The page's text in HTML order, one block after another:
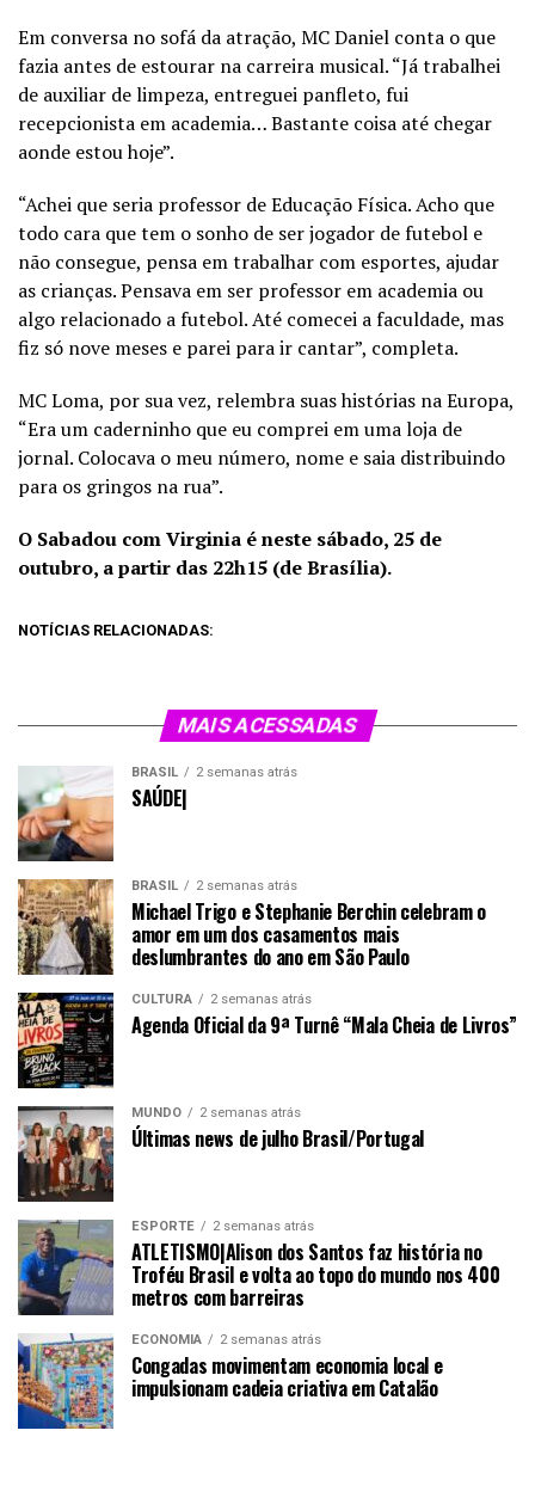
Em conversa no sofá da atração, MC Daniel conta o que
fazia antes de estourar na carreira musical. “Já trabalhei
de auxiliar de limpeza, entreguei panfleto, fui
recepcionista em academia… Bastante coisa até chegar
aonde estou hoje”.
“Achei que seria professor de Educação Física. Acho que
todo cara que tem o sonho de ser jogador de futebol e
não consegue, pensa em trabalhar com esportes, ajudar
as crianças. Pensava em ser professor em academia ou
algo relacionado a futebol. Até comecei a faculdade, mas
fiz só nove meses e parei para ir cantar”, completa.
MC Loma, por sua vez, relembra suas histórias na Europa,
“Era um caderninho que eu comprei em uma loja de
jornal. Colocava o meu número, nome e saia distribuindo
para os gringos na rua”.
O Sabadou com Virginia é neste sábado, 25 de
outubro, a partir das 22h15 (de Brasília).
NOTÍCIAS RELACIONADAS:
MAIS ACESSADAS
BRASIL 2 semanas atrás
SAÚDE|
BRASIL 2 semanas atrás
Michael Trigo e Stephanie Berchin celebram o
amor em um dos casamentos mais
deslumbrantes do ano em São Paulo
CULTURA 2 semanas atrás
Agenda Oficial da 9ª Turnê “Mala Cheia de Livros”
MUNDO 2 semanas atrás
Últimas news de julho Brasil/Portugal
ESPORTE 2 semanas atrás
ATLETISMO|Alison dos Santos faz história no
Troféu Brasil e volta ao topo do mundo nos 400
metros com barreiras
ECONOMIA 2 semanas atrás
Congadas movimentam economia local e
impulsionam cadeia criativa em Catalão